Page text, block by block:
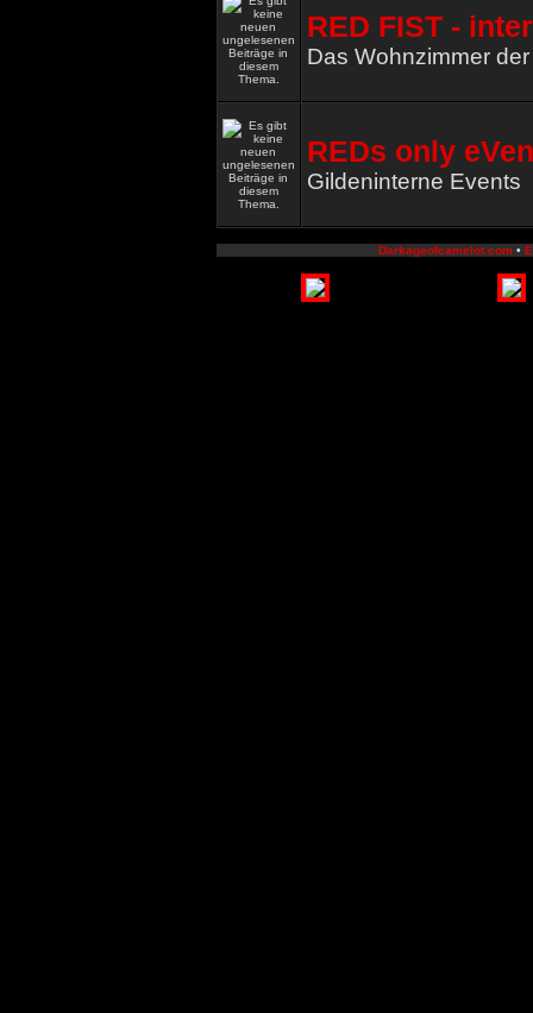
RED FIST -
Das Wohnzimmer
REDs only
Gildeninterne Events
Darkageofcamelot.com •